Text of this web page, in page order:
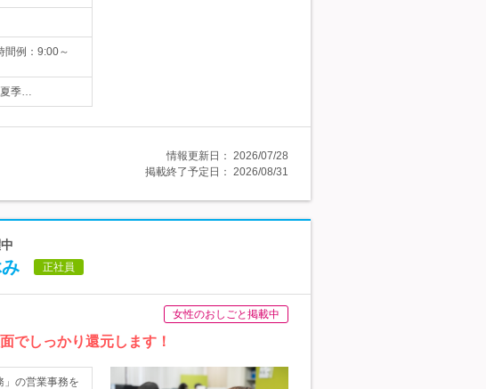
間例：9:00～
夏季…
情報更新日： 2026/07/28
掲載終了予定日： 2026/08/31
正社員
女性のおしごと掲載中
でしっかり還元します！
」の営業事務を